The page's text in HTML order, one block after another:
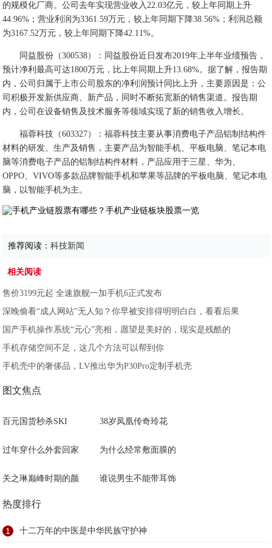
的规模化厂商。公司去年实现营业收入22.03亿元，较上年同期上升
44.96%；营业利润为3361.59万元，较上年同期下降38.56%；利润总额
为3167.52万元，较上年同期下降42.11%。
同益股份（300538）：同益股份近日发布2019年上半年业绩预告，
预计净利最高可达1800万元，比上年同期上升13.68%。据了解，报告期
内，公司归属于上市公司股东的净利润预计同比上升，主要原因是：公
司积极开发新供应商、新产品，同时不断拓宽新的销售渠道。报告期
内，公司在设备销售及技术服务等领域实现了新的销售收入增长。
福蓉科技（603327）：福蓉科技主要从事消费电子产品铝制结构件
材料的研发、生产及销售，主要产品为智能手机、平板电脑、笔记本电
脑等消费电子产品的铝制结构件材料，产品应用于三星、华为、
OPPO、VIVO等多款品牌智能手机和苹果等品牌的平板电脑、笔记本电
脑，以智能手机为主。
推荐阅读：科技新闻
相关阅读
售价3199元起 全速旗舰一加手机6正式发布
深晚偷看“成人网站”无人知？你早被安排得明明白白，看看后果
国产手机操作系统“元心”亮相，愿望是美好的，现实是残酷的
手机存储空间不足，这几个方法可以帮到你
手机壳中的奢侈品，LV推出华为P30Pro定制手机壳
图文焦点
百元国货秒杀SKI 38岁凤凰传奇玲花
过年穿什么外套回家 为什么经常敷面膜的
关之琳巅峰时期的颜 谁说男生不能带耳饰
热度排行
1 十二万年的中医是中华民族守护神